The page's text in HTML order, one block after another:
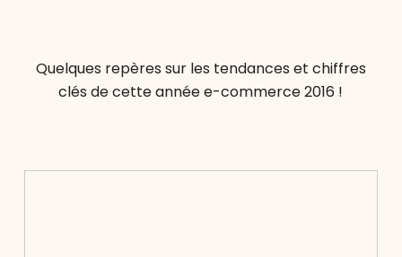
Quelques repères sur les tendances et chiffres
clés de cette année e-commerce 2016 !